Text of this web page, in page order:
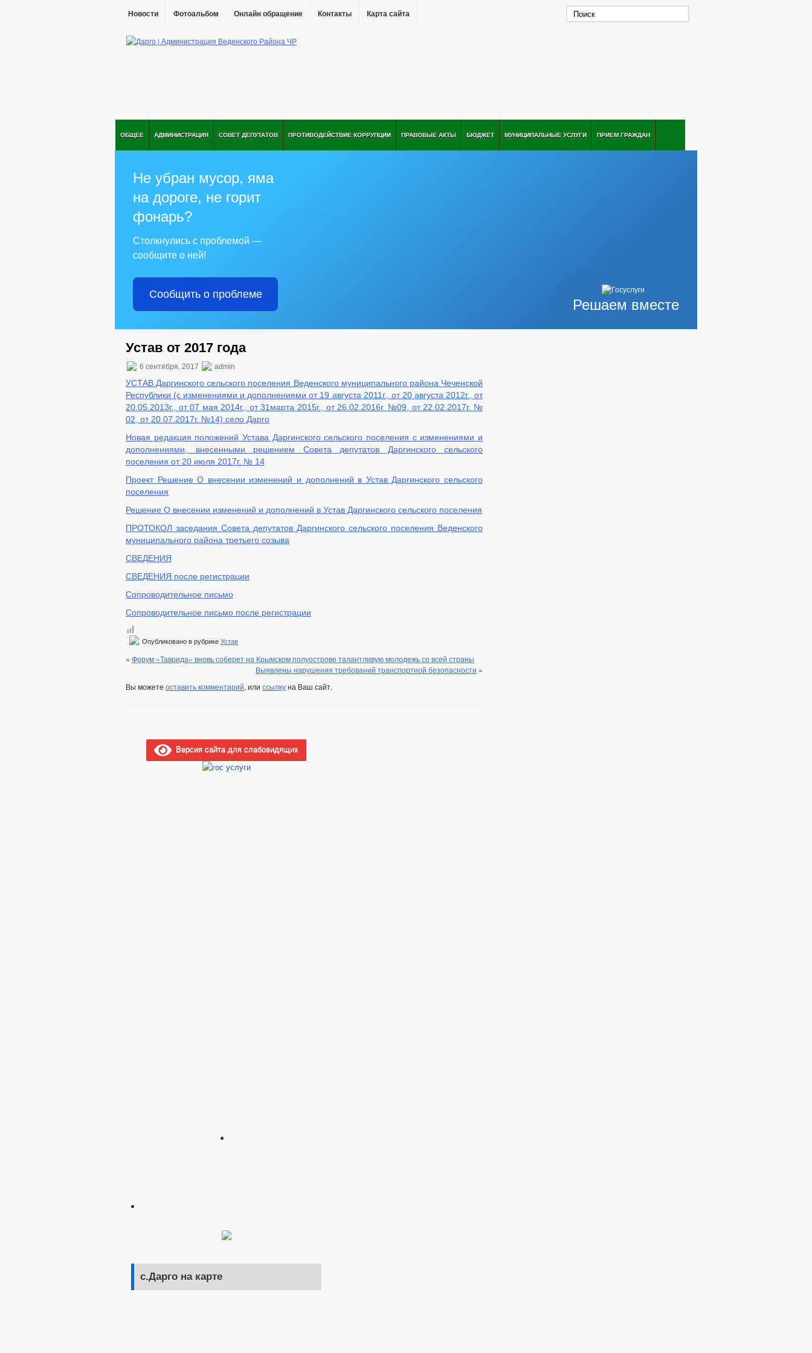
Новости Фотоальбом Онлайн обращение Контакты Карта сайта
ОБЩЕЕ АДМИНИСТРАЦИЯ СОВЕТ ДЕПУТАТОВ ПРОТИВОДЕЙСТВИЕ КОРРУПЦИИ ПРАВОВЫЕ АКТЫ БЮДЖЕТ МУНИЦИПАЛЬНЫЕ УСЛУГИ ПРИЕМ ГРАЖДАН
Решаем вместе
Не убран мусор, яма
на дороге, не горит
фонарь?
Столкнулись с проблемой —
сообщите о ней!
Сообщить о проблеме
Устав от 2017 года
6 сентября, 2017 admin
УСТАВ Даргинского сельского поселения Веденского муниципального района Чеченской
Республики (с изменениями и дополнениями от 19 августа 2011г., от 20 августа 2012г., от
20.05.2013г., от 07 мая 2014г., от 31марта 2015г., от 26.02.2016г. №09, от 22.02.2017г. №
02, от 20.07.2017г. №14) село Дарго
Новая редакция положений Устава Даргинского сельского поселения с изменениями и
дополнениями, внесенными решением Совета депутатов Даргинского сельского
поселения от 20 июля 2017г. № 14
Проект Решение О внесении изменений и дополнений в Устав Даргинского сельского
поселения
Решение О внесении изменений и дополнений в Устав Даргинского сельского поселения
ПРОТОКОЛ заседания Совета депутатов Даргинского сельского поселения Веденского
муниципального района третьего созыва
СВЕДЕНИЯ
СВЕДЕНИЯ после регистрации
Сопроводительное письмо
Сопроводительное письмо после регистрации
Опубликовано в рубрике Устав
« Форум «Таврида» вновь соберет на Крымском полуострове талантливую молодежь со всей страны
Выявлены нарушения требований транспортной безопасности »
Вы можете оставить комментарий, или ссылкуна Ваш сайт.
Версия сайта для слабовидящих
с.Дарго на карте